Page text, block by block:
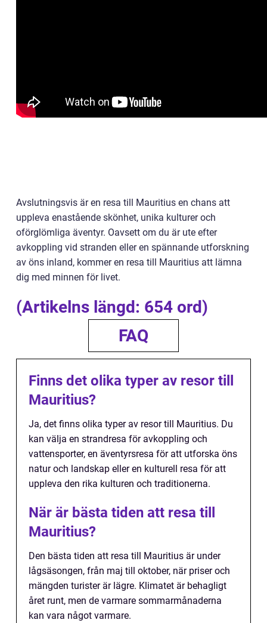
Avslutningsvis är en resa till Mauritius en chans att
uppleva enastående skönhet, unika kulturer och
oförglömliga äventyr. Oavsett om du är ute efter
avkoppling vid stranden eller en spännande utforskning
av öns inland, kommer en resa till Mauritius att lämna
dig med minnen för livet.
(Artikelns längd: 654 ord)
FAQ
Finns det olika typer av resor till
Mauritius?
Ja, det finns olika typer av resor till Mauritius. Du
kan välja en strandresa för avkoppling och
vattensporter, en äventyrsresa för att utforska öns
natur och landskap eller en kulturell resa för att
uppleva den rika kulturen och traditionerna.
När är bästa tiden att resa till
Mauritius?
Den bästa tiden att resa till Mauritius är under
lågsäsongen, från maj till oktober, när priser och
mängden turister är lägre. Klimatet är behagligt
året runt, men de varmare sommarmånaderna
kan vara något varmare.